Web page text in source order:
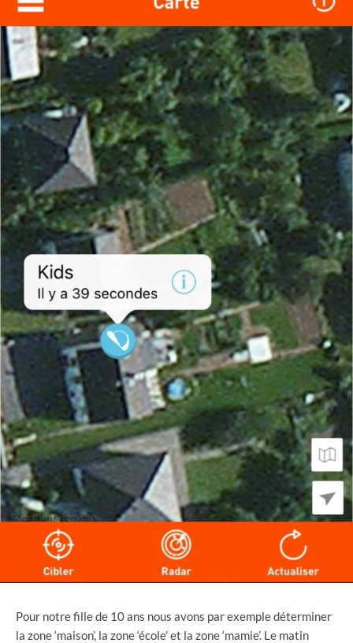
Pour notre fille de 10 ans nous avons par exemple déterminer
la zone ‘maison’, la zone ‘école’ et la zone ‘mamie’. Le matin